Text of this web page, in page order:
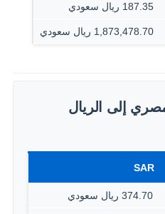
187.35 ريال سعودي
1,873,478.70 ريال سعودي
إلى الريال
SAR
374.70 ريال سعودي